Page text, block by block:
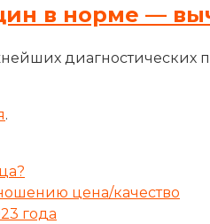
в норме —
диагностических
.
цена/качество
года